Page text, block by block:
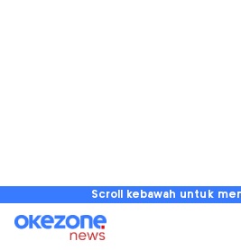
Scroll kebawah untuk